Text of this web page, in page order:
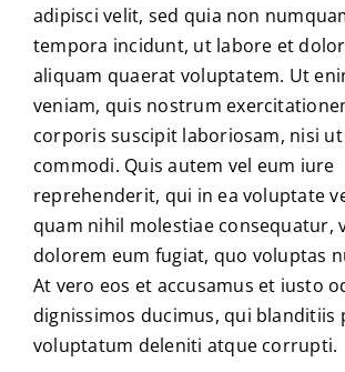
adipisci velit, sed quia non
tempora incidunt, ut labore et
aliquam quaerat voluptatem. Ut
veniam, quis nostrum
corporis suscipit laboriosam, nisi ut
commodi. Quis autem vel eum iure
reprehenderit, qui in ea voluptate
quam nihil molestiae consequatur,
dolorem eum fugiat, quo voluptas
At vero eos et accusamus et iusto
dignissimos ducimus, qui blanditiis
voluptatum deleniti atque corrupti.